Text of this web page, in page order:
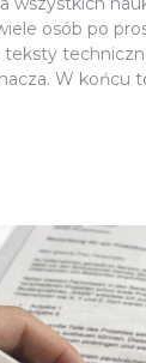
osób po
teksty
W końcu